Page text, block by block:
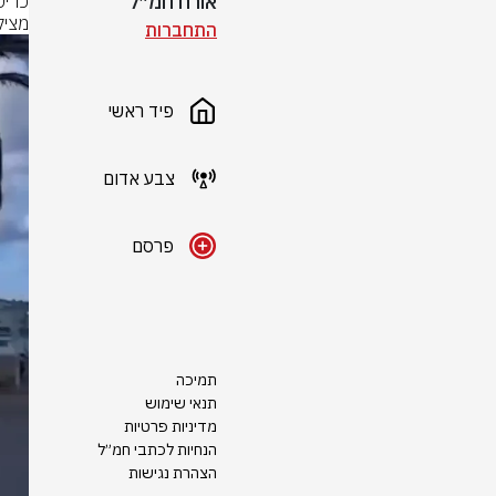
התחברות
פיד ראשי
צבע אדום
פרסם
תמיכה
תנאי שימוש
מדיניות פרטיות
הנחיות לכתבי חמ״ל
הצהרת נגישות